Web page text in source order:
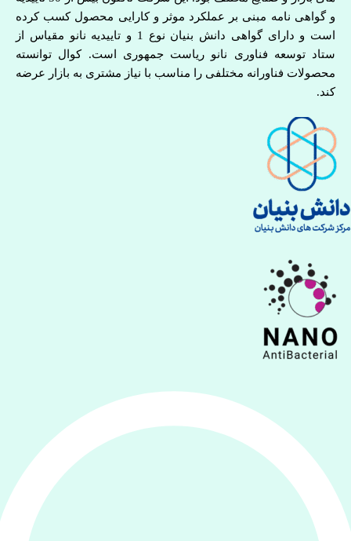
و گواهی نامه مبنی بر عملکرد موثر و کارایی محصول کسب کرده
است و دارای گواهی دانش بنیان نوع 1 و تاییدیه نانو مقیاس از
ستاد توسعه فناوری نانو ریاست جمهوری است. کوال توانسته
محصولات فناورانه مختلفی را مناسب با نیاز مشتری به بازار عرضه
کند.